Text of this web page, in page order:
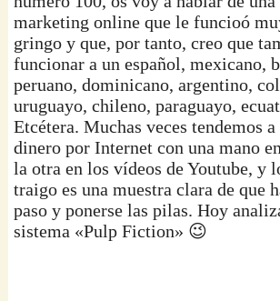
marketing online que le funcioó
gringo y que, por tanto, creo que
funcionar a un español, mexicano,
peruano, dominicano, argentino,
uruguayo, chileno, paraguayo,
Etcétera. Muchas veces tendemos
dinero por Internet con una mano
la otra en los vídeos de Youtube, y
traigo es una muestra clara de que
paso y ponerse las pilas. Hoy
sistema «Pulp Fiction» 😉